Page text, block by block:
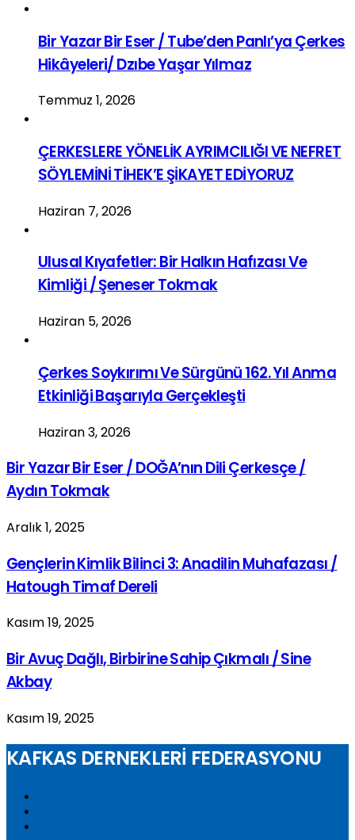
Bir Yazar Bir Eser / Tube’den Panlı’ya Çerkes
Hikâyeleri/ Dzıbe Yaşar Yılmaz
Temmuz 1, 2026
ÇERKESLERE YÖNELİK AYRIMCILIĞI VE NEFRET
SÖYLEMİNİ TİHEK’E ŞİKAYET EDİYORUZ
Haziran 7, 2026
Ulusal Kıyafetler: Bir Halkın Hafızası Ve
Kimliği / Şeneser Tokmak
Haziran 5, 2026
Çerkes Soykırımı Ve Sürgünü 162. Yıl Anma
Etkinliği Başarıyla Gerçekleşti
Haziran 3, 2026
Bir Yazar Bir Eser / DOĞA’nın Dili Çerkesçe /
Aydın Tokmak
Aralık 1, 2025
Gençlerin Kimlik Bilinci 3: Anadilin Muhafazası /
Hatough Timaf Dereli
Kasım 19, 2025
Bir Avuç Dağlı, Birbirine Sahip Çıkmalı / Sine
Akbay
Kasım 19, 2025
KAFKAS DERNEKLERİ FEDERASYONU